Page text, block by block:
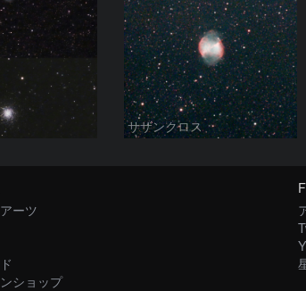
サザンクロス
ーツ
ショップ